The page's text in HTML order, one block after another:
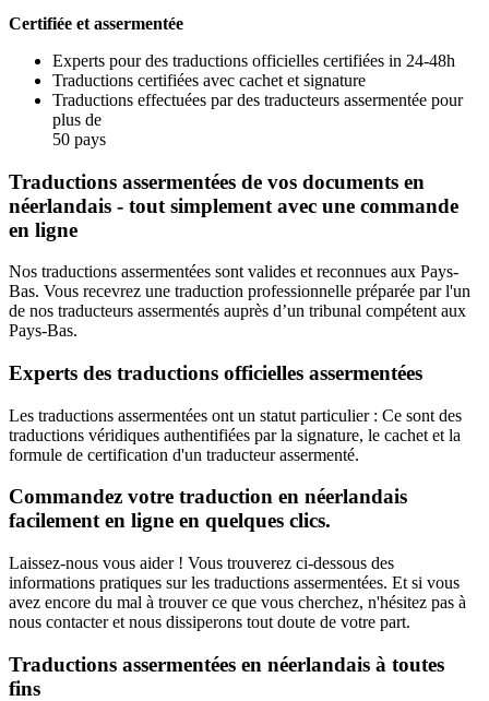
Certifiée et assermentée
Experts pour des traductions officielles certifiées in 24-48h
Traductions certifiées avec cachet et signature
Traductions effectuées par des traducteurs assermentée pour
plus de
50 pays
Traductions assermentées de vos documents en
néerlandais - tout simplement avec une commande
en ligne
Nos traductions assermentées sont valides et reconnues aux Pays-
Bas. Vous recevrez une traduction professionnelle préparée par l'un
de nos traducteurs assermentés auprès d’un tribunal compétent aux
Pays-Bas.
Experts des traductions officielles assermentées
Les traductions assermentées ont un statut particulier : Ce sont des
traductions véridiques authentifiées par la signature, le cachet et la
formule de certification d'un traducteur assermenté.
Commandez votre traduction en néerlandais
facilement en ligne en quelques clics.
Laissez-nous vous aider ! Vous trouverez ci-dessous des
informations pratiques sur les traductions assermentées. Et si vous
avez encore du mal à trouver ce que vous cherchez, n'hésitez pas à
nous contacter et nous dissiperons tout doute de votre part.
Traductions assermentées en néerlandais à toutes
fins